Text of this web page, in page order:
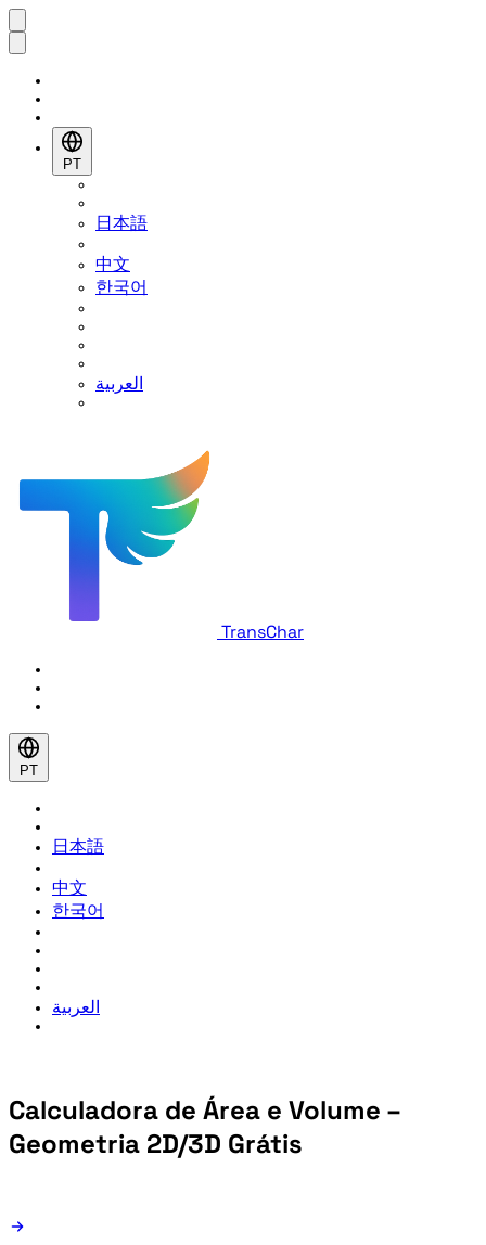
PT
日本語
中文
한국어
العربية
TransChar
PT
日本語
中文
한국어
العربية
Calculadora de Área e Volume –
Geometria 2D/3D Grátis